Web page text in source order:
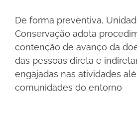
De forma preventiva,
Conservação adota
contenção de avanço da
das pessoas direta e
engajadas nas atividades
comunidades do entorno